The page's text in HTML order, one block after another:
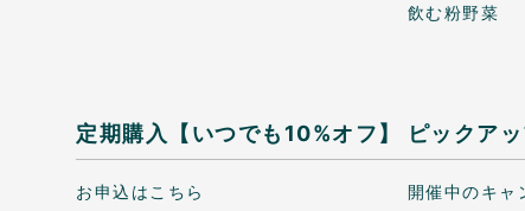
飲む粉野菜
定期購入【いつでも10%オフ】
お申込はこちら
ピックア
開催中のキャ